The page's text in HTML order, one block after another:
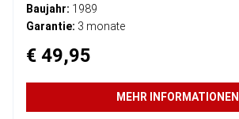
Baujahr: 1989
Garantie: 3 monate
€ 49,95
MEHR INFORMATIONEN